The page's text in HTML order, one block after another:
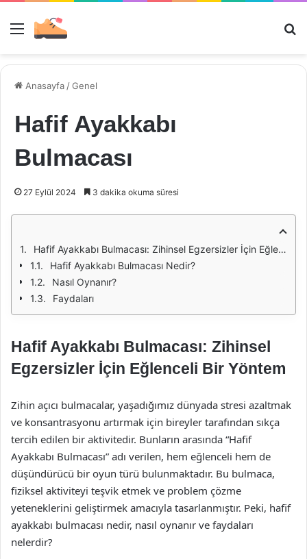
Menü
Anasayfa /Genel
Hafif Ayakkabı
Bulmacası
27 Eylül 2024 3 dakika okuma süresi
Hafif Ayakkabı Bulmacası: Zihinsel Egzersizler İçin Eğlenceli Bir Yöntem
Hafif Ayakkabı Bulmacası Nedir?
Nasıl Oynanır?
Faydaları
Hafif Ayakkabı Bulmacası: Zihinsel
Egzersizler İçin Eğlenceli Bir Yöntem
Zihin açıcı bulmacalar, yaşadığımız dünyada stresi azaltmak
ve konsantrasyonu artırmak için bireyler tarafından sıkça
tercih edilen bir aktivitedir. Bunların arasında “Hafif
Ayakkabı Bulmacası” adı verilen, hem eğlenceli hem de
düşündürücü bir oyun türü bulunmaktadır. Bu bulmaca,
fiziksel aktiviteyi teşvik etmek ve problem çözme
yeteneklerini geliştirmek amacıyla tasarlanmıştır. Peki, hafif
ayakkabı bulmacası nedir, nasıl oynanır ve faydaları
nelerdir?